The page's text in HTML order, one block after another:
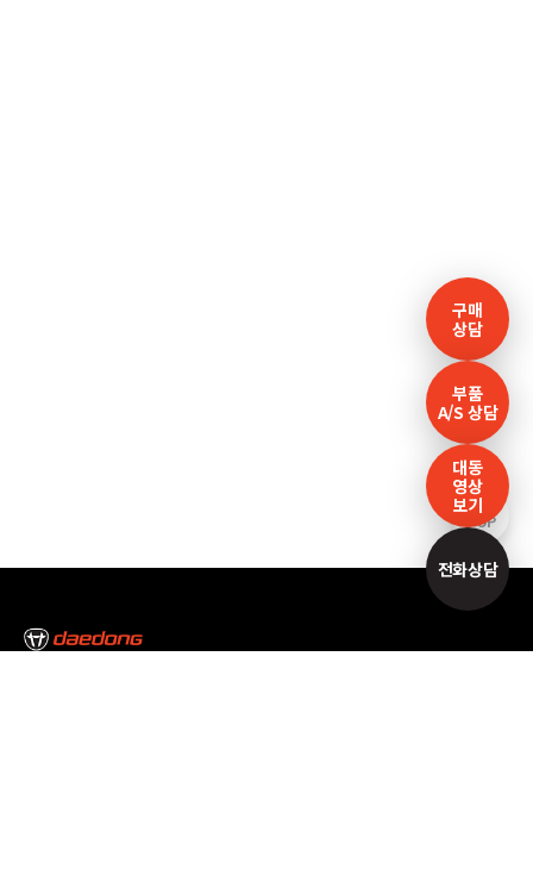
구매
상담
부품
A/S 상담
대동
영상
보기
전화상담
TOP